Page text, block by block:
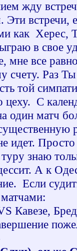
жду
Эти встречи,
как Херес,
в свое
мне все
счету. Раз
той
цеху. С
один матч
идет.
знаю
А к
Если
Кавезе,